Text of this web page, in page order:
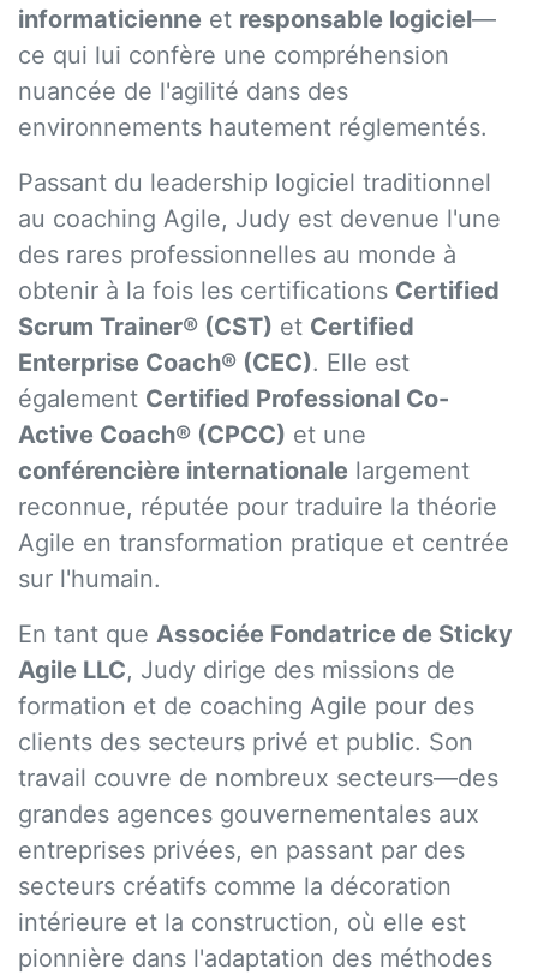
informaticienne et responsable logiciel—
ce qui lui confère une compréhension
nuancée de l'agilité dans des
environnements hautement réglementés.
Passant du leadership logiciel traditionnel
au coaching Agile, Judy est devenue l'une
des rares professionnelles au monde à
obtenir à la fois les certifications Certified
Scrum Trainer® (CST) et Certified
Enterprise Coach® (CEC). Elle est
également Certified Professional Co-
Active Coach® (CPCC) et une
conférencière internationale largement
reconnue, réputée pour traduire la théorie
Agile en transformation pratique et centrée
sur l'humain.
En tant que Associée Fondatrice de Sticky
Agile LLC, Judy dirige des missions de
formation et de coaching Agile pour des
clients des secteurs privé et public. Son
travail couvre de nombreux secteurs—des
grandes agences gouvernementales aux
entreprises privées, en passant par des
secteurs créatifs comme la décoration
intérieure et la construction, où elle est
pionnière dans l'adaptation des méthodes